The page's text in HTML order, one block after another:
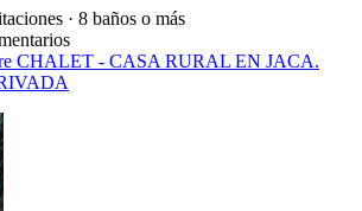
· 8 baños o más
CHALET - CASA RURAL EN JACA.